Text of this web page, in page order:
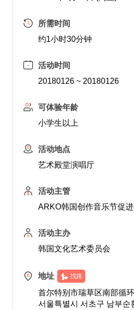
所需时间
约1小时30分钟
活动时间
20180126 ~ 20180126
可体验年龄
小学生以上
活动地点
艺术殿堂演唱厅
活动主管
ARKO韩国创作音乐节促
活动主办
韩国文化艺术委员会
地址 找路
首尔特别市瑞草区南部循
서울특별시 서초구 남부순